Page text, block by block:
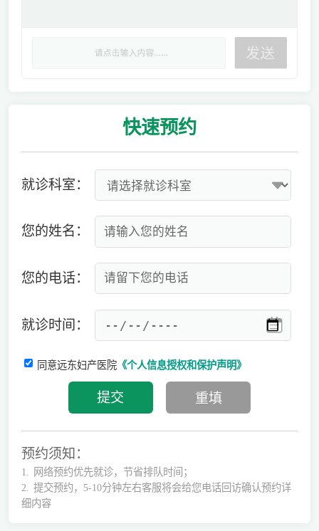
快速预约
就诊科室：
您的姓名：
您的电话：
就诊时间：
同意远东妇产医院《个人信息授权和保护声明》
预约须知：
1.
网络预约优先就诊，节省排队时间；
2.
提交预约，5-10分钟左右客服将会给您电话回访确认预约详
细内容